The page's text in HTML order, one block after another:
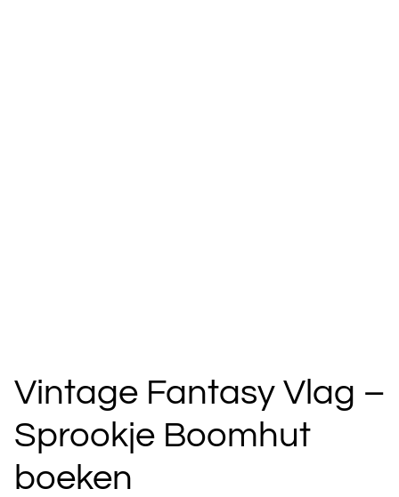
Vintage Fantasy Vlag –
Sprookje Boomhut
boeken